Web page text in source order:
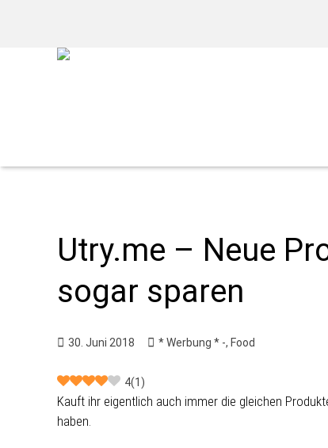
Utry.me – Neue
sogar sparen
30. Juni 2018 * Werbung * -, Food
4(1 )
Kauft ihr eigentlich auch immer die gleichen
haben.